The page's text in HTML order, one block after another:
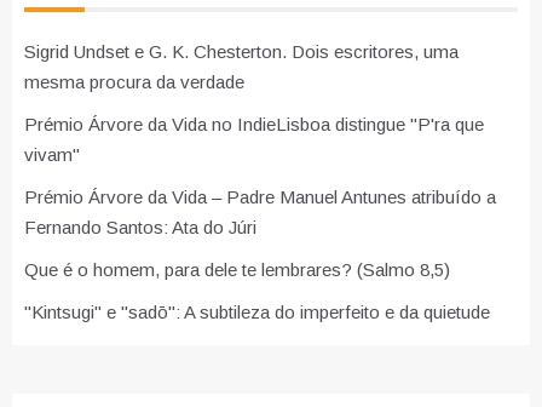
Sigrid Undset e G. K. Chesterton. Dois escritores, uma
mesma procura da verdade
Prémio Árvore da Vida no IndieLisboa distingue "P'ra que
vivam"
Prémio Árvore da Vida – Padre Manuel Antunes atribuído a
Fernando Santos: Ata do Júri
Que é o homem, para dele te lembrares? (Salmo 8,5)
"Kintsugi" e "sadō": A subtileza do imperfeito e da quietude